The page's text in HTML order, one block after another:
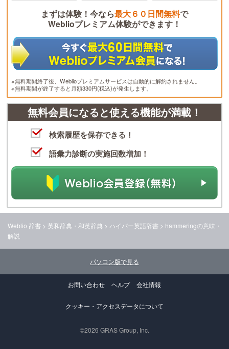
まずは体験！今なら最大６０日間無料で
Weblioプレミアム体験ができます！
※無料期間終了後、Weblioプレミアムサービスは自動的に解約されません。
※無料期間が終了すると月額330円(税込)が発生します。
無料会員になると使える機能が満載！
検索履歴を保存できる！
語彙力診断の実施回数増加！
Weblio 辞書 > 英和辞典・和英辞典 > ハイパー英語辞書 > hammeringの意味・
解説
パソコン版で見る
お問い合わせ ヘルプ 会社情報
クッキー・アクセスデータについて
©2026 GRAS Group, Inc.